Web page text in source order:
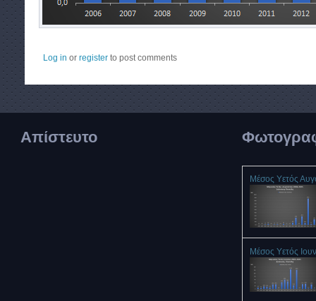
Log in or register to post comments
Απίστευτο
Μέσος Υετός
Μέσος Υετός